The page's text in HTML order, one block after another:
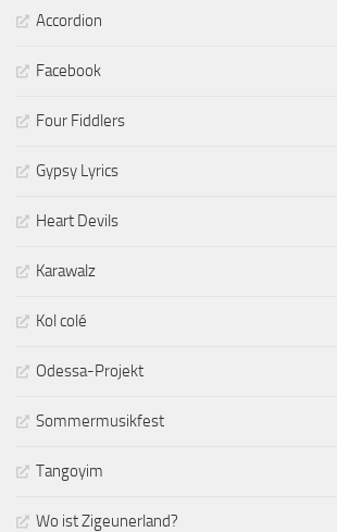
Accordion
Facebook
Four Fiddlers
Gypsy Lyrics
Heart Devils
Karawalz
Kol colé
Odessa-Projekt
Sommermusikfest
Tangoyim
Wo ist Zigeunerland?